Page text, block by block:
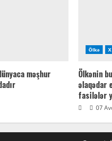
məşhur
Ölkə
Ölkənin
əlaqədar
fasilələr
07